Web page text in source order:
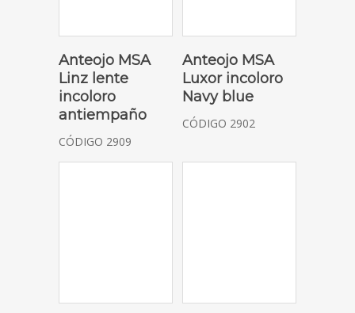
SOLICITAR COTIZACIÓN
Anteojo MSA
Linz lente
incoloro
antiempaño
CÓDIGO 2909
SOLICITAR COTIZACIÓN
Anteojo MSA
Luxor incoloro
Navy blue
CÓDIGO 2902